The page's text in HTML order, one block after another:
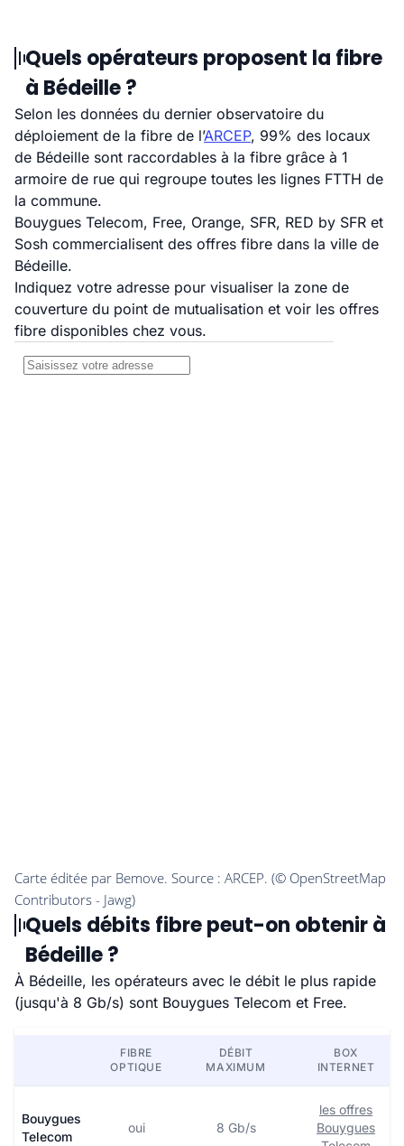
Quels opérateurs proposent la fibre
à Bédeille ?
Selon les données du dernier observatoire du
déploiement de la fibre de l’ARCEP, 99% des locaux
de Bédeille sont raccordables à la fibre grâce à 1
armoire de rue qui regroupe toutes les lignes FTTH de
la commune.
Bouygues Telecom, Free, Orange, SFR, RED by SFR et
Sosh commercialisent des offres fibre dans la ville de
Bédeille.
Indiquez votre adresse pour visualiser la zone de
couverture du point de mutualisation et voir les offres
fibre disponibles chez vous.
Quels débits fibre peut-on obtenir à
Bédeille ?
À Bédeille, les opérateurs avec le débit le plus rapide
(jusqu'à 8 Gb/s) sont Bouygues Telecom et Free.
FIBRE
OPTIQUE
DÉBIT
MAXIMUM
BOX
INTERNET
Bouygues
Telecom
oui 8 Gb/s
les offres
Bouygues